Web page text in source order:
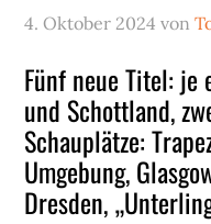
4. Oktober 2024 von
Fünf neue Titel: je
und Schottland,
Schauplätze:
Umgebung,
Dresden,